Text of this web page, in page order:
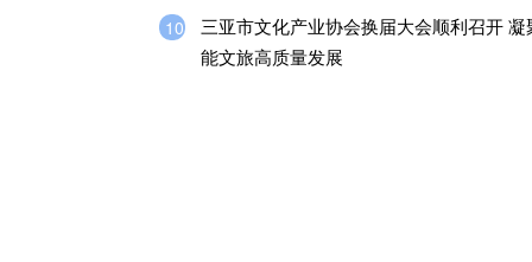
10
三亚市文化产业协会换届大会顺利召开 凝
能文旅高质量发展